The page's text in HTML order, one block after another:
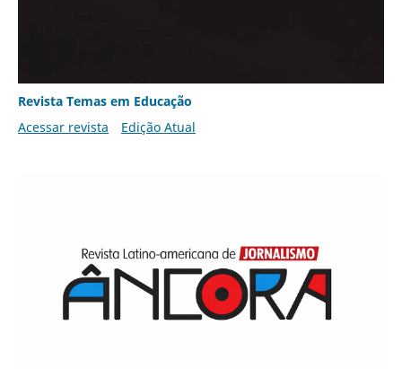
Revista Temas em Educação
Acessar revista
Edição Atual